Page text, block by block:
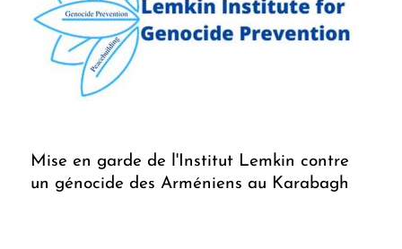
Mise en garde de l'Institut Lemkin contre
un génocide des Arméniens au Karabagh